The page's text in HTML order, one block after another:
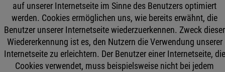
auf unserer Internetseite im Sinne des Benutzers optimiert
werden. Cookies ermöglichen uns, wie bereits erwähnt, die
Benutzer unserer Internetseite wiederzuerkennen. Zweck dieser
Wiedererkennung ist es, den Nutzern die Verwendung unserer
Internetseite zu erleichtern. Der Benutzer einer Internetseite, die
Cookies verwendet, muss beispielsweise nicht bei jedem